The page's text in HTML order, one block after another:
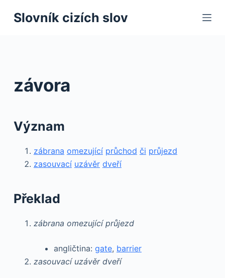
SSlovník cizích slov
závora
Význam
zábrana omezující průchod či průjezd
zasouvací uzávěr dveří
Překlad
zábrana omezující průjezd
angličtina: gate, barrier
zasouvací uzávěr dveří